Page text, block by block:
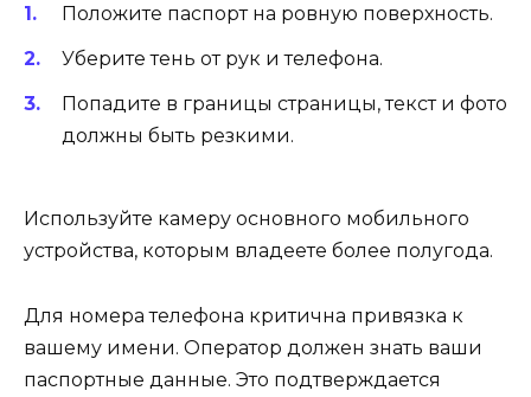
Положите паспорт на ровную поверхность.
Уберите тень от рук и телефона.
Попадите в границы страницы, текст и фото
должны быть резкими.
Используйте камеру основного мобильного
устройства, которым владеете более полугода.
Для номера телефона критична привязка к
вашему имени. Оператор должен знать ваши
паспортные данные. Это подтверждается